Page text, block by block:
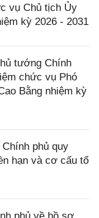
vụ Chủ tịch Ủy
kỳ 2026 - 2031
tướng Chính
chức vụ Phó
Bằng nhiệm kỳ
phủ quy
hạn và cơ cấu tổ